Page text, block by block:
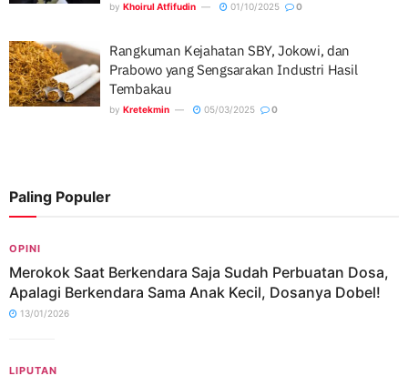
by Khoirul Atfifudin 01/10/2025 0
Rangkuman Kejahatan SBY, Jokowi, dan
Prabowo yang Sengsarakan Industri Hasil
Tembakau
by Kretekmin 05/03/2025 0
Paling Populer
OPINI
Merokok Saat Berkendara Saja Sudah Perbuatan Dosa,
Apalagi Berkendara Sama Anak Kecil, Dosanya Dobel!
13/01/2026
LIPUTAN